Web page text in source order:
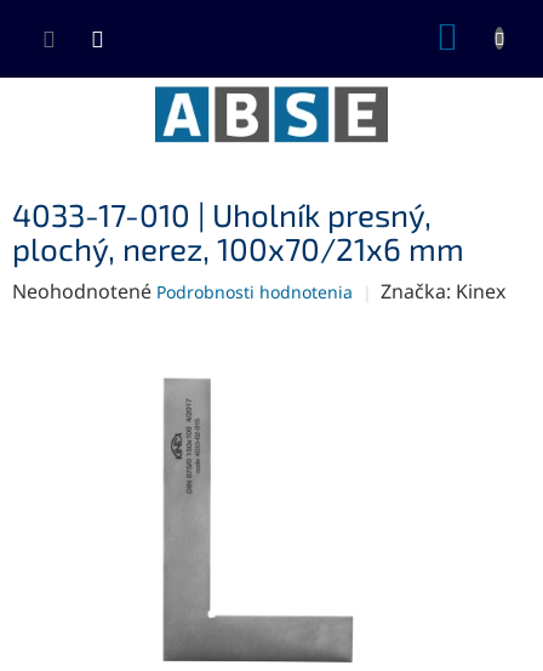
4033-17-010 | Uholník presný,
plochý, nerez, 100x70/21x6 mm
Priemerné
Neohodnotené Podrobnosti hodnotenia Značka: Kinex